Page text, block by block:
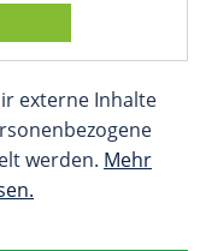
externe Inhalte
werden. Mehr